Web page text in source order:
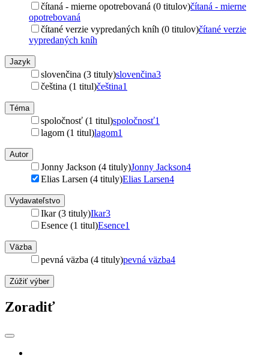
čítaná - mierne opotrebovaná (0 titulov)čítaná - mierne
opotrebovaná
čítané verzie vypredaných kníh (0 titulov)čítané verzie
vypredaných kníh
Jazyk
slovenčina (3 tituly)slovenčina3
čeština (1 titul)čeština1
Téma
spoločnosť (1 titul)spoločnosť1
lagom (1 titul)lagom1
Autor
Jonny Jackson (4 tituly)Jonny Jackson4
Elias Larsen (4 tituly)Elias Larsen4
Vydavateľstvo
Ikar (3 tituly)Ikar3
Esence (1 titul)Esence1
Väzba
pevná väzba (4 tituly)pevná väzba4
Zúžiť výber
Zoradiť